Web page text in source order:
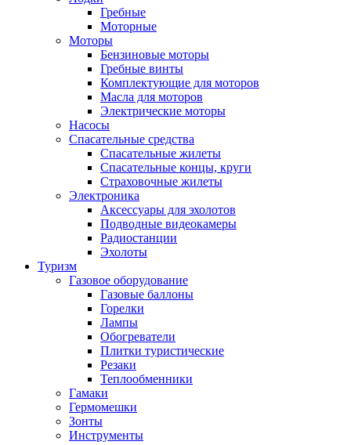
Гребные
Моторные
Моторы
Бензиновые моторы
Гребные винты
Комплектующие для моторов
Масла для моторов
Электрические моторы
Насосы
Спасательные средства
Спасательные жилеты
Спасательные концы, круги
Страховочные жилеты
Электроника
Аксессуары для эхолотов
Подводные видеокамеры
Радиостанции
Эхолоты
Туризм
Газовое оборудование
Газовые баллоны
Горелки
Лампы
Обогреватели
Плитки туристические
Резаки
Теплообменники
Гамаки
Гермомешки
Зонты
Инструменты